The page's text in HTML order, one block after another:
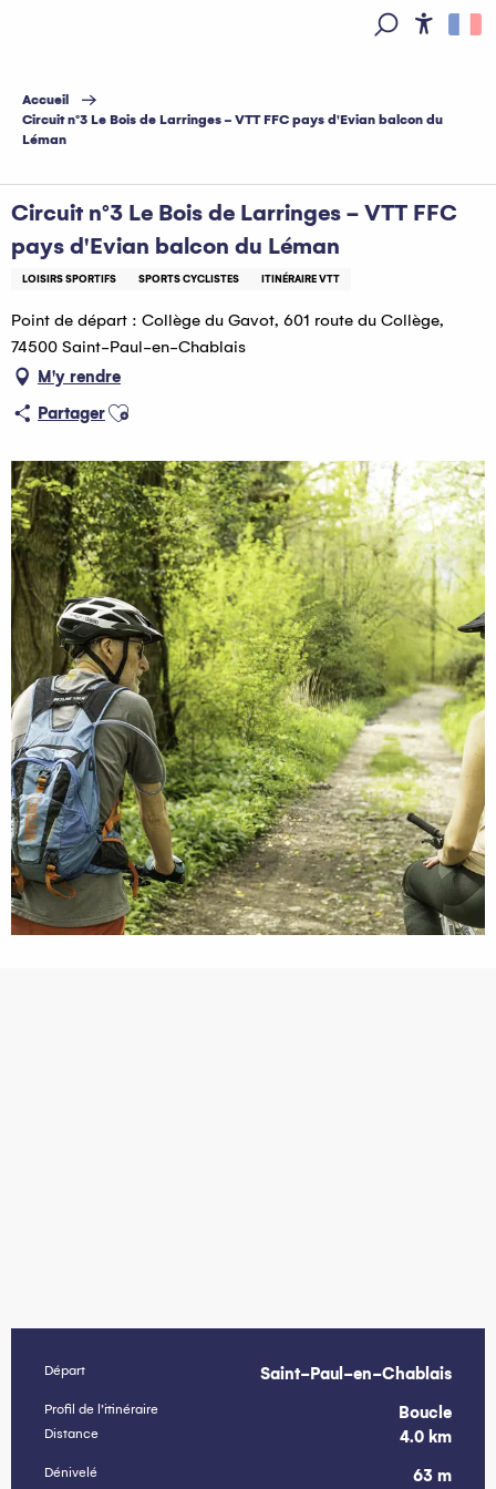
principal
Accueil
Circuit n°3 Le Bois de Larringes - VTT FFC pays d'Evian balcon du
Léman
Circuit n°3 Le Bois de Larringes - VTT FFC
pays d'Evian balcon du Léman
LOISIRS SPORTIFS SPORTS CYCLISTES ITINÉRAIRE VTT
Point de départ : Collège du Gavot, 601 route du Collège,
74500 Saint-Paul-en-Chablais
M'y rendre
PartagerAjouter aux favoris
Informations pratiques
Départ Saint-Paul-en-Chablais
Profil de l’itinéraire Boucle
Distance 4.0 km
Dénivelé 63 m